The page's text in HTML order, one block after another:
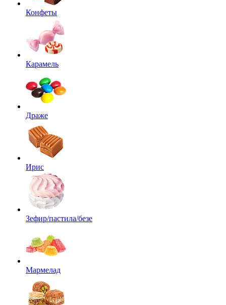
Конфеты
Карамель
Драже
Ирис
Зефир/пастила/безе
Мармелад